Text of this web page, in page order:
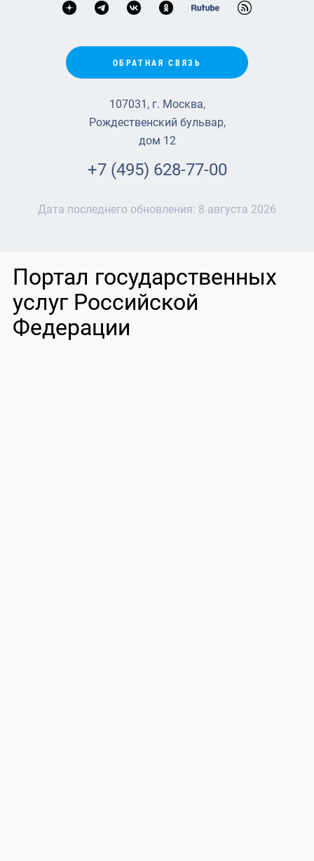
ОБРАТНАЯ СВЯЗЬ
107031, г. Москва,
Рождественский бульвар,
дом 12
+7 (495) 628-77-00
Дата последнего обновления: 8 августа 2026
Портал государственных
услуг Российской
Федерации